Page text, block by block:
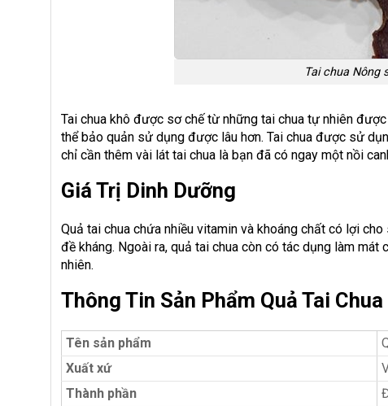
Tai chua Nông
Tai chua khô được sơ chế từ những tai chua tự nhiên
thể bảo quản sử dụng được lâu hơn. Tai chua được sử
chỉ cần thêm vài lát tai chua là bạn đã có ngay một nồi
Giá Trị Dinh Dưỡng
Quả tai chua chứa nhiều vitamin và khoáng chất có lợi
đề kháng. Ngoài ra, quả tai chua còn có tác dụng làm
nhiên.
Thông Tin Sản Phẩm Quả Tai
Tên sản phẩm
Xuất xứ
Thành phần